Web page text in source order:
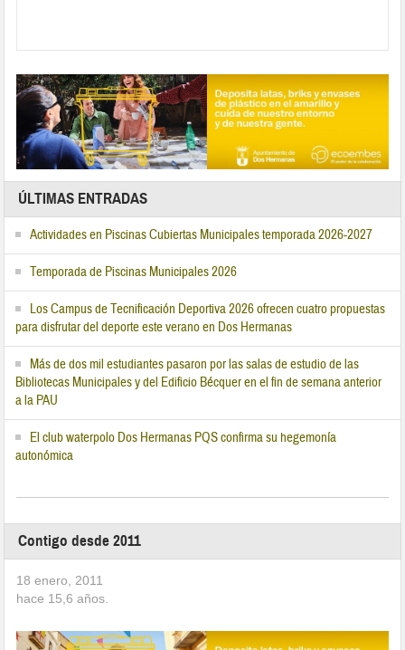
ÚLTIMAS ENTRADAS
Actividades en Piscinas Cubiertas Municipales temporada 2026-2027
Temporada de Piscinas Municipales 2026
Los Campus de Tecnificación Deportiva 2026 ofrecen cuatro propuestas
para disfrutar del deporte este verano en Dos Hermanas
Más de dos mil estudiantes pasaron por las salas de estudio de las
Bibliotecas Municipales y del Edificio Bécquer en el fin de semana anterior
a la PAU
El club waterpolo Dos Hermanas PQS confirma su hegemonía
autonómica
Contigo desde 2011
18 enero, 2011
hace 15,6 años.